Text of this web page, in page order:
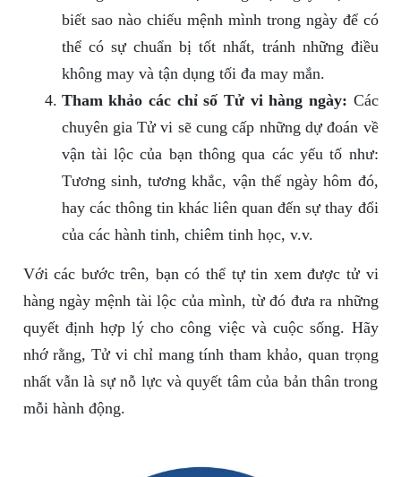
biết sao nào chiếu mệnh mình trong ngày để có
thể có sự chuẩn bị tốt nhất, tránh những điều
không may và tận dụng tối đa may mắn.
Tham khảo các chỉ số Tử vi hàng ngày: Các
chuyên gia Tử vi sẽ cung cấp những dự đoán về
vận tài lộc của bạn thông qua các yếu tố như:
Tương sinh, tương khắc, vận thế ngày hôm đó,
hay các thông tin khác liên quan đến sự thay đổi
của các hành tinh, chiêm tinh học, v.v.
Với các bước trên, bạn có thể tự tin xem được tử vi
hàng ngày mệnh tài lộc của mình, từ đó đưa ra những
quyết định hợp lý cho công việc và cuộc sống. Hãy
nhớ rằng, Tử vi chỉ mang tính tham khảo, quan trọng
nhất vẫn là sự nỗ lực và quyết tâm của bản thân trong
mỗi hành động.